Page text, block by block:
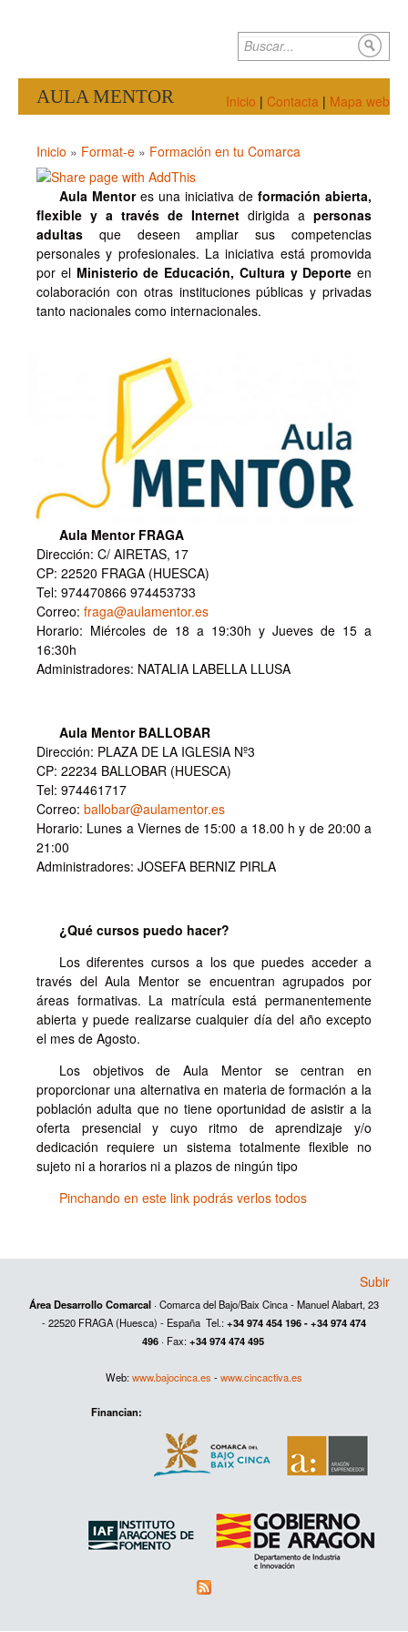
Formulario de
búsqueda
Inicio | Contacta | Mapa web
AULA MENTOR
Se encuentra usted aquí
Inicio » Format-e » Formación en tu Comarca
Aula Mentores una iniciativa de formación abierta,
flexible y a través de Internet dirigida a personas
adultas que deseen ampliar sus competencias
personales y profesionales. La iniciativa está promovida
por el Ministerio de Educación, Cultura y Deporte en
colaboración con otras instituciones públicas y privadas
tanto nacionales como internacionales.
Aula Mentor FRAGA
Dirección: C/ AIRETAS, 17
CP: 22520 FRAGA (HUESCA)
Tel: 974470866 974453733
Correo: fraga@aulamentor.es
Horario: Miércoles de 18 a 19:30h y Jueves de 15 a
16:30h
Administradores: NATALIA LABELLA LLUSA
Aula Mentor BALLOBAR
Dirección: PLAZA DE LA IGLESIA Nº3
CP: 22234 BALLOBAR (HUESCA)
Tel: 974461717
Correo: ballobar@aulamentor.es
Horario: Lunes a Viernes de 15:00 a 18.00 h y de 20:00 a
21:00
Administradores: JOSEFA BERNIZ PIRLA
¿Qué cursos puedo hacer?
Los diferentes cursos a los que puedes acceder a
través del Aula Mentor se encuentran agrupados por
áreas formativas. La matrícula está permanentemente
abierta y puede realizarse cualquier día del año excepto
el mes de Agosto.
Los objetivos de Aula Mentor se centran en
proporcionar una alternativa en materia de formación a la
población adulta que no tiene oportunidad de asistir a la
oferta presencial y cuyo ritmo de aprendizaje y/o
dedicación requiere un sistema totalmente flexible no
sujeto ni a horarios ni a plazos de ningún tipo
Pinchando en este link podrás verlos todos
Subir
Área Desarrollo Comarcal · Comarca del Bajo/Baix Cinca - Manuel Alabart, 23
- 22520 FRAGA (Huesca) - España Tel.:+34 974 454 196 - +34 974 474
496· Fax:+34 974 474 495
Web:www.bajocinca.es -www.cincactiva.es
Financian: